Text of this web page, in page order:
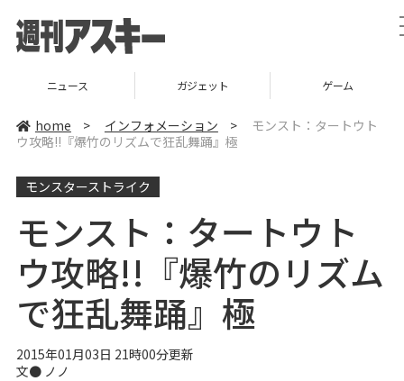
ニュース ガジェット ゲーム
home > インフォメーション >
モンスト：タートウト
ウ攻略!!『爆竹のリズムで狂乱舞踊』極
モンスターストライク
モンスト：タートウト
ウ攻略!!『爆竹のリズム
で狂乱舞踊』極
2015年01月03日 21時00分更新
文● ノノ